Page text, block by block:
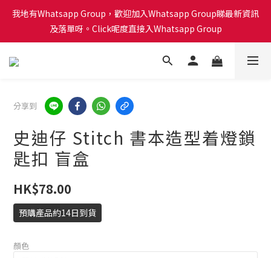
會員積分計劃已啟動！每買 $1蚊可以得1分換禮品喔！Click呢度睇
下有咩換購！🎁🎄
我地有Whatsapp Group，歡迎加入Whatsapp Group睇最新資訊
及落單呀。Click呢度直接入Whatsapp Group
會員積分計劃已啟動！每買 $1蚊可以得1分換禮品喔！Click呢度睇
分享到
史迪仔 Stitch 書本造型着燈鎖
匙扣 盲盒
HK$78.00
預購產品約14日到貨
顏色